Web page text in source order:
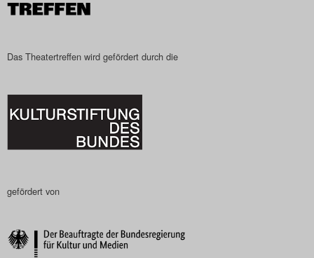
Das Theatertreffen-Blog
2024
2025
Das Theatertreffen-Blog
Nutzungsbedingungen
Das Theatertreffen wird gefördert durch die
gefördert von